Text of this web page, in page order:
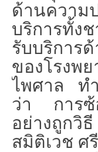
ด้านความ
บริการทั้ง
รับบริการ
ของโรงพ
ไพศาล ท
ว่า การซ้
อย่างถูก
สมิติเวช ศ